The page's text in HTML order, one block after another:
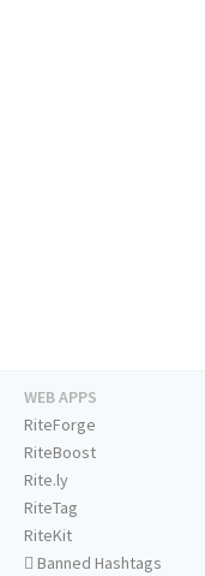
WEB APPS
RiteForge
RiteBoost
Rite.ly
RiteTag
RiteKit
Banned Hashtags